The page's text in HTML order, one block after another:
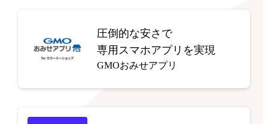
圧倒的な安さで
専用スマホアプリを実現
GMOおみせアプリ